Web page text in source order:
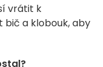
vrátit k
a klobouk, aby